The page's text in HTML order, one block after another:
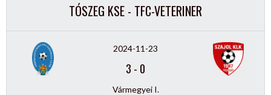
TÓSZEG KSE - TFC-VETERINER
2024-11-23
3 - 0
Vármegyei I.